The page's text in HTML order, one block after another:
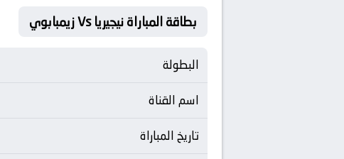
بطاقة المباراة نيجيريا Vs زيمبابوي
البطولة
اسم القناة
تاريخ المباراة